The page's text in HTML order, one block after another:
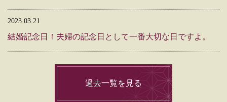
2023.03.21
結婚記念日！夫婦の記念日として一番大切な日ですよ。
過去一覧を見る